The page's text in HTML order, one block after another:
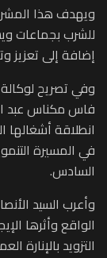
ويهدف هذا
للشرب بجماعات
إضافة إلى تعزيز
وفي تصريح
فاس مكناس عبد
انطلاقة
في المسيرة
السادس.
وأعرب السيد
الواقع وأثرها
التزويد بالإنارة